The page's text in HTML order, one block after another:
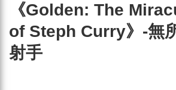
《Golden: The
of Steph Curry》-無
射手